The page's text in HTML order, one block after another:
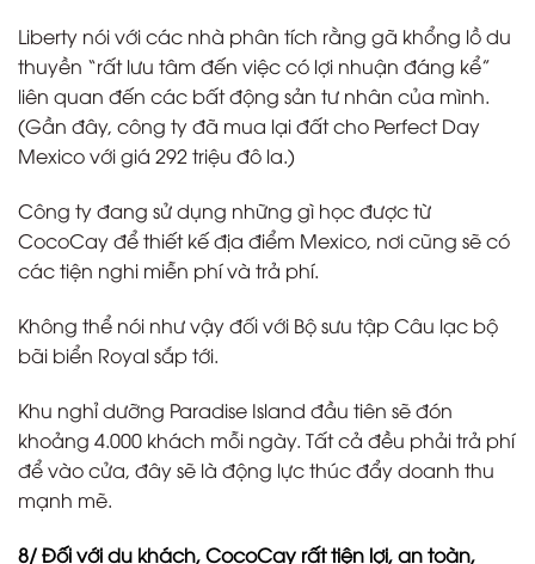
Liberty nói với các nhà phân tích rằng gã khổng lồ du
thuyền “rất lưu tâm đến việc có lợi nhuận đáng kể”
liên quan đến các bất động sản tư nhân của mình.
(Gần đây, công ty đã mua lại đất cho Perfect Day
Mexico với giá 292 triệu đô la.)
Công ty đang sử dụng những gì học được từ
CocoCay để thiết kế địa điểm Mexico, nơi cũng sẽ có
các tiện nghi miễn phí và trả phí.
Không thể nói như vậy đối với Bộ sưu tập Câu lạc bộ
bãi biển Royal sắp tới.
Khu nghỉ dưỡng Paradise Island đầu tiên sẽ đón
khoảng 4.000 khách mỗi ngày. Tất cả đều phải trả phí
để vào cửa, đây sẽ là động lực thúc đẩy doanh thu
mạnh mẽ.
8/ Đối với du khách, CocoCay rất tiện lợi, an toàn,